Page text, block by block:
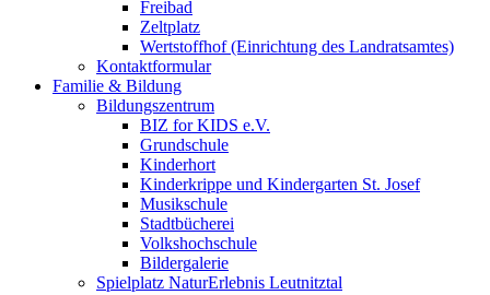
Freibad
Zeltplatz
Wertstoffhof (Einrichtung des Landratsamtes)
Kontaktformular
Familie & Bildung
Bildungszentrum
BIZ for KIDS e.V.
Grundschule
Kinderhort
Kinderkrippe und Kindergarten St. Josef
Musikschule
Stadtbücherei
Volkshochschule
Bildergalerie
Spielplatz NaturErlebnis Leutnitztal